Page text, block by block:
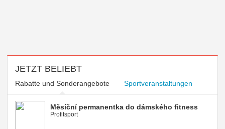
JETZT BELIEBT
Rabatte und Sonderangebote Sportveranstaltungen
Měsíční permanentka do dámského fitness
Profitsport